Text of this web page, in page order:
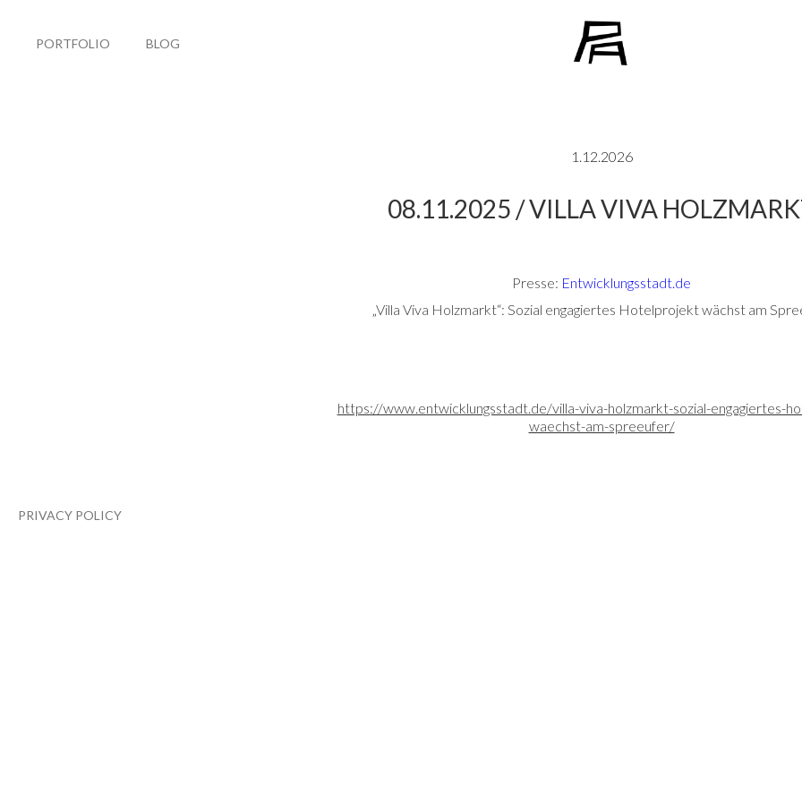
PORTFOLIO BLOG
1.12.2026
08.11.2025 / VILLA VIVA
Presse: Entwicklungsstadt.de
„Villa Viva Holzmarkt“: Sozial engagiertes Hotelprojekt wächst am
https://www.entwicklungsstadt.de/villa-viva-holzmarkt-sozial-engagiertes-
waechst-am-spreeufer/
PRIVACY POLICY